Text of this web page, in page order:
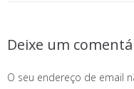
Deixe um
O seu endereço de email